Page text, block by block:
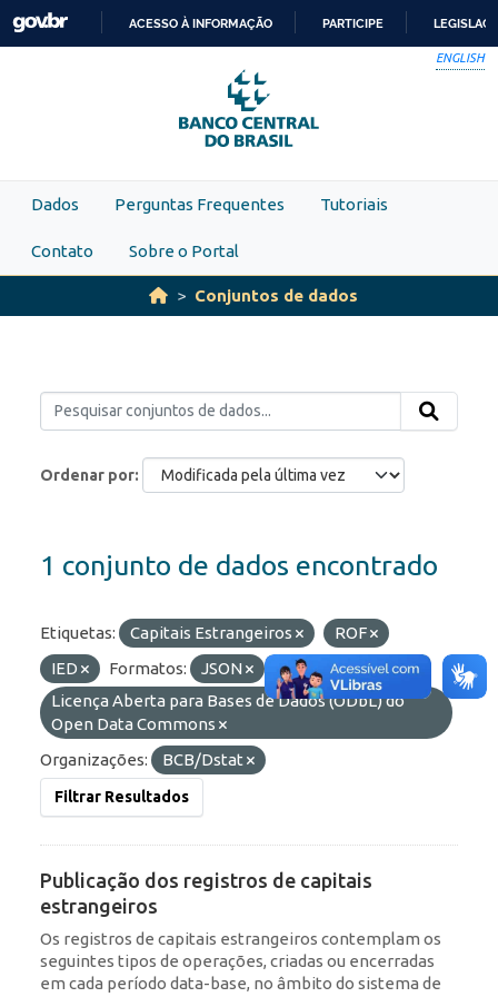
Skip to main content
PARA
O
CONTEÚDO
ACESSO À INFORMAÇÃO PARTICIPE
ENGLISH
Dados Perguntas Frequentes Tutoriais
Contato Sobre o Portal
Conjuntos de dados
Ordenar por
1 conjunto de dados encontrado
Etiquetas: Capitais Estrangeiros
ROF
IED
Formatos: JSON API
Licenças:
Licença Aberta para Bases de Dados (ODbL) do
Open Data Commons
Organizações:
BCB/Dstat
Filtrar Resultados
Publicação dos registros de capitais
estrangeiros
Os registros de capitais estrangeiros contemplam os
seguintes tipos de operações, criadas ou encerradas
em cada período data-base, no âmbito do sistema de